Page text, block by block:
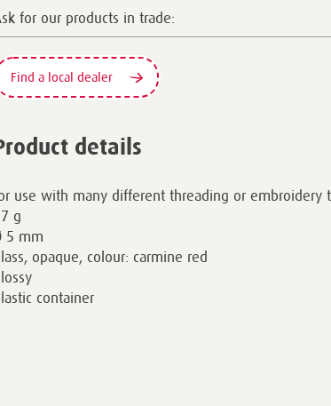
for our products in trade:
Find a local dealer
details
use with many different threading or embroidery
g
5 mm
opaque, colour: carmine red
container